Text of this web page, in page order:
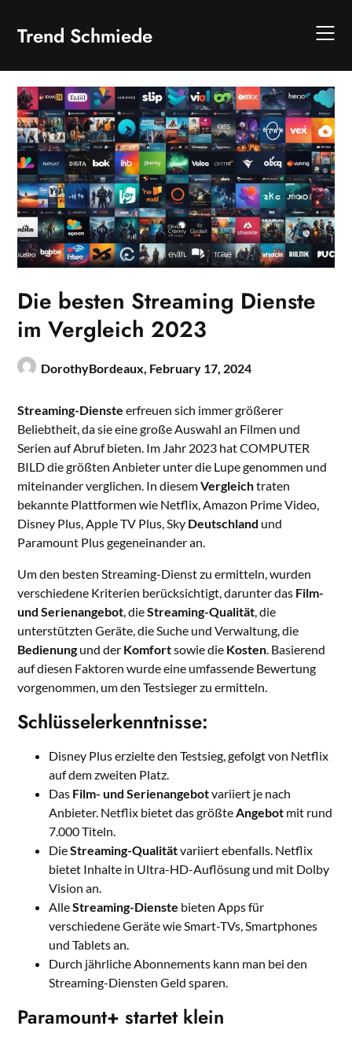
content
Trend Schmiede
Die besten Streaming Dienste
im Vergleich 2023
DorothyBordeaux, February 17, 2024
Streaming-Dienste erfreuen sich immer größerer
Beliebtheit, da sie eine große Auswahl an Filmen und
Serien auf Abruf bieten. Im Jahr 2023 hat COMPUTER
BILD die größten Anbieter unter die Lupe genommen und
miteinander verglichen. In diesemVergleichtraten
bekannte Plattformen wie Netflix, Amazon Prime Video,
Disney Plus, Apple TV Plus, Sky Deutschland und
Paramount Plus gegeneinander an.
Um den besten Streaming-Dienst zu ermitteln, wurden
verschiedene Kriterien berücksichtigt, darunter das Film-
und Serienangebot, dieStreaming-Qualität, die
unterstützten Geräte, die Suche und Verwaltung, die
Bedienung und der Komfortsowie die Kosten. Basierend
auf diesen Faktoren wurde eine umfassende Bewertung
vorgenommen, um den Testsieger zu ermitteln.
Schlüsselerkenntnisse:
Disney Plus erzielte den Testsieg, gefolgt von Netflix
auf dem zweiten Platz.
Das Film- und Serienangebotvariiert je nach
Anbieter. Netflix bietet das größteAngebot mit rund
7.000 Titeln.
DieStreaming-Qualitätvariiert ebenfalls. Netflix
bietet Inhalte in Ultra-HD-Auflösung und mit Dolby
Vision an.
AlleStreaming-Dienste bieten Apps für
verschiedene Geräte wie Smart-TVs, Smartphones
und Tablets an.
Durch jährliche Abonnements kann man bei den
Streaming-Diensten Geld sparen.
Paramount+ startet klein